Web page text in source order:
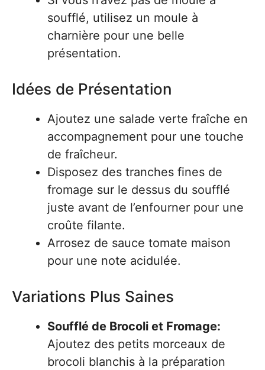
soufflé, utilisez un moule à
charnière pour une belle
présentation.
Idées de Présentation
Ajoutez une salade verte fraîche en
accompagnement pour une touche
de fraîcheur.
Disposez des tranches fines de
fromage sur le dessus du soufflé
juste avant de l’enfourner pour une
croûte filante.
Arrosez de sauce tomate maison
pour une note acidulée.
Variations Plus Saines
Soufflé de Brocoli et Fromage:
Ajoutez des petits morceaux de
brocoli blanchis à la préparation